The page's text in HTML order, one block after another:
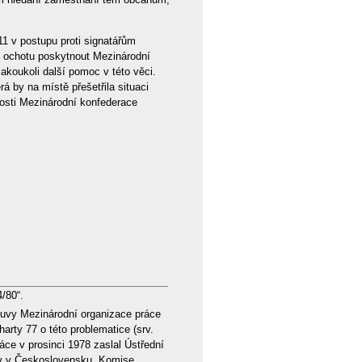
v postupu proti signatářům
poskytnout Mezinárodní
další pomoc v této věci.
by na místě přešetřila situaci
Mezinárodní konfederace
80“.
Mezinárodní organizace práce
77 o této problematice (srv.
v prosinci 1978 zaslal Ústřední